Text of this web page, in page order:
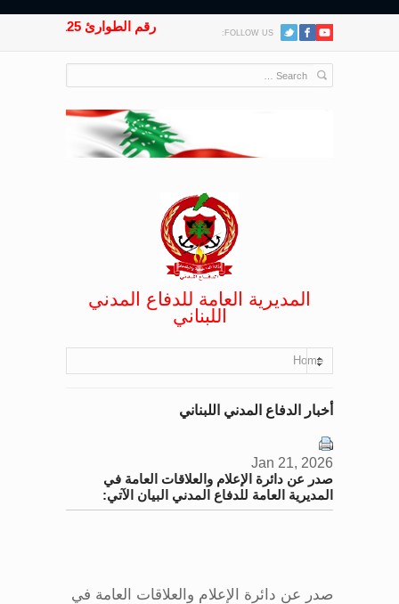
FOLLOW US: رقم الطوارئ 125
المديرية العامة للدفاع المدني
اللبناني
Home
أخبار الدفاع المدني اللبناني
Jan 21, 2026
صدر عن دائرة الإعلام والعلاقات العامة في
المديرية العامة للدفاع المدني البيان الآتي:
صدر عن دائرة الإعلام والعلاقات العامة في